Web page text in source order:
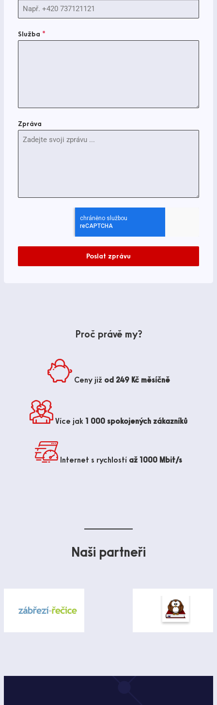
Služba *
Zpráva
Poslat zprávu
Proč právě my?
Ceny již od 249 Kč měsíčně
Více jak 1 000 spokojených zákazníků
Internet s rychlostí až 1000 Mbit/s
Naši partneři